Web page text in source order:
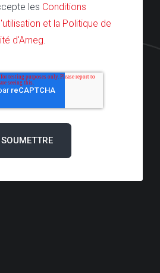
les Conditions
et la Politique de
d'Arneg